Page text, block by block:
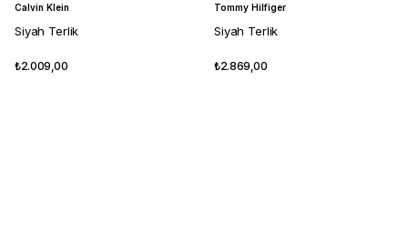
Calvin Klein
Siyah Terlik
₺2.009,00
Tommy Hilfiger
Siyah Terlik
₺2.869,00